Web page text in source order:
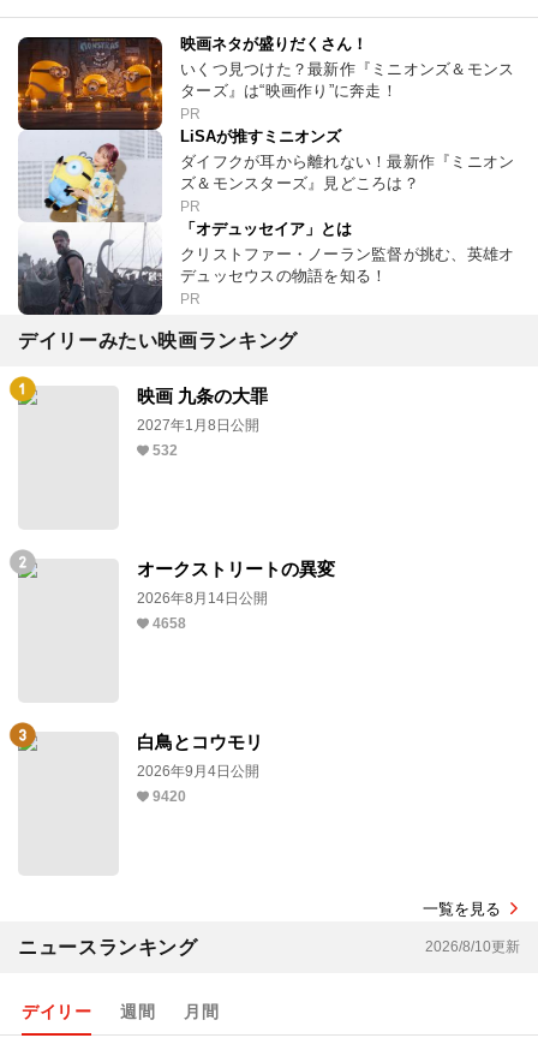
映画ネタが盛りだくさん！
いくつ見つけた？最新作『ミニオンズ＆モンス
ターズ』は“映画作り”に奔走！
PR
LiSAが推すミニオンズ
ダイフクが耳から離れない！最新作『ミニオン
ズ＆モンスターズ』見どころは？
PR
「オデュッセイア」とは
クリストファー・ノーラン監督が挑む、英雄オ
デュッセウスの物語を知る！
PR
デイリーみたい映画ランキング
映画 九条の大罪
2027年1月8日公開
532
オークストリートの異変
2026年8月14日公開
4658
白鳥とコウモリ
2026年9月4日公開
9420
一覧を見る
ニュースランキング 2026/8/10更新
デイリー 週間 月間